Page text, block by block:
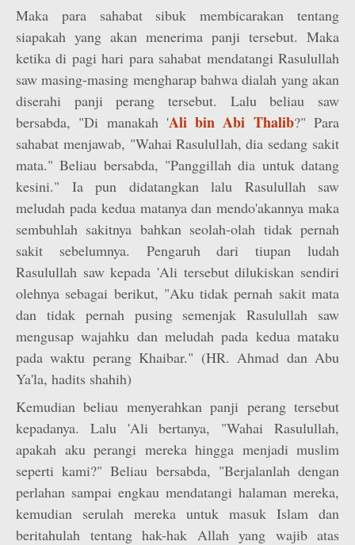
Maka para sahabat sibuk membicarakan tentang
siapakah yang akan menerima panji tersebut. Maka
ketika di pagi hari para sahabat mendatangi Rasulullah
saw masing-masing mengharap bahwa dialah yang akan
diserahi panji perang tersebut. Lalu beliau saw
bersabda, "Di manakah 'Ali bin Abi Thalib?" Para
sahabat menjawab, "Wahai Rasulullah, dia sedang sakit
mata." Beliau bersabda, "Panggillah dia untuk datang
kesini." Ia pun didatangkan lalu Rasulullah saw
meludah pada kedua matanya dan mendo'akannya maka
sembuhlah sakitnya bahkan seolah-olah tidak pernah
sakit sebelumnya. Pengaruh dari tiupan ludah
Rasulullah saw kepada 'Ali tersebut dilukiskan sendiri
olehnya sebagai berikut, "Aku tidak pernah sakit mata
dan tidak pernah pusing semenjak Rasulullah saw
mengusap wajahku dan meludah pada kedua mataku
pada waktu perang Khaibar." (HR. Ahmad dan Abu
Ya'la, hadits shahih)
Kemudian beliau menyerahkan panji perang tersebut
kepadanya. Lalu 'Ali bertanya, "Wahai Rasulullah,
apakah aku perangi mereka hingga menjadi muslim
seperti kami?" Beliau bersabda, "Berjalanlah dengan
perlahan sampai engkau mendatangi halaman mereka,
kemudian serulah mereka untuk masuk Islam dan
beritahulah tentang hak-hak Allah yang wajib atas